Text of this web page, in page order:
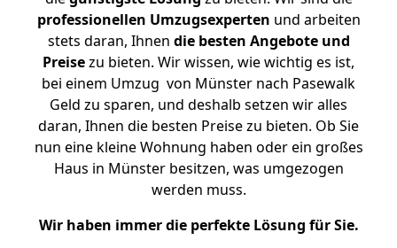
professionellen Umzugsexperten und arbeiten
stets daran, Ihnen die besten Angebote und
Preisezu bieten. Wir wissen, wie wichtig es ist,
bei einem Umzug von Münster nach Pasewalk
Geld zu sparen, und deshalb setzen wir alles
daran, Ihnen die besten Preise zu bieten. Ob Sie
nun eine kleine Wohnung haben oder ein großes
Haus in Münster besitzen, was umgezogen
werden muss.
Wir haben immer die perfekte Lösung für Sie.